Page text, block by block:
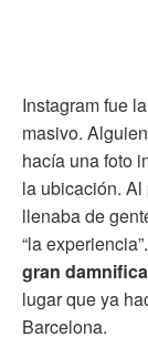
Instagram fue
masivo.
hacía una foto
la ubicación.
llenaba de
“la
gran
lugar que ya
Barcelona.